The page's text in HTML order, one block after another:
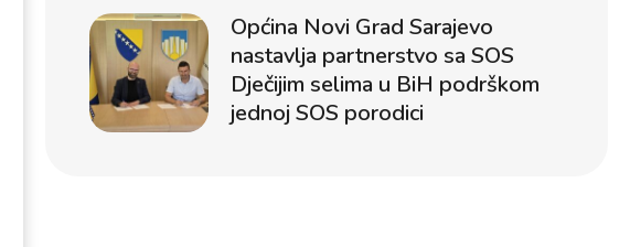
Općina Novi Grad Sarajevo
nastavlja partnerstvo sa SOS
Dječijim selima u BiH podrškom
jednoj SOS porodici